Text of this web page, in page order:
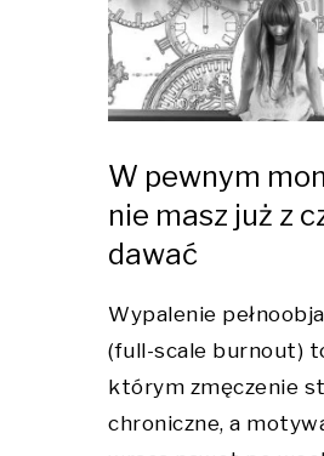
W pewnym
nie masz już z
dawać
Wypalenie
(full-scale burnout)
którym zmęczenie
chroniczne, a